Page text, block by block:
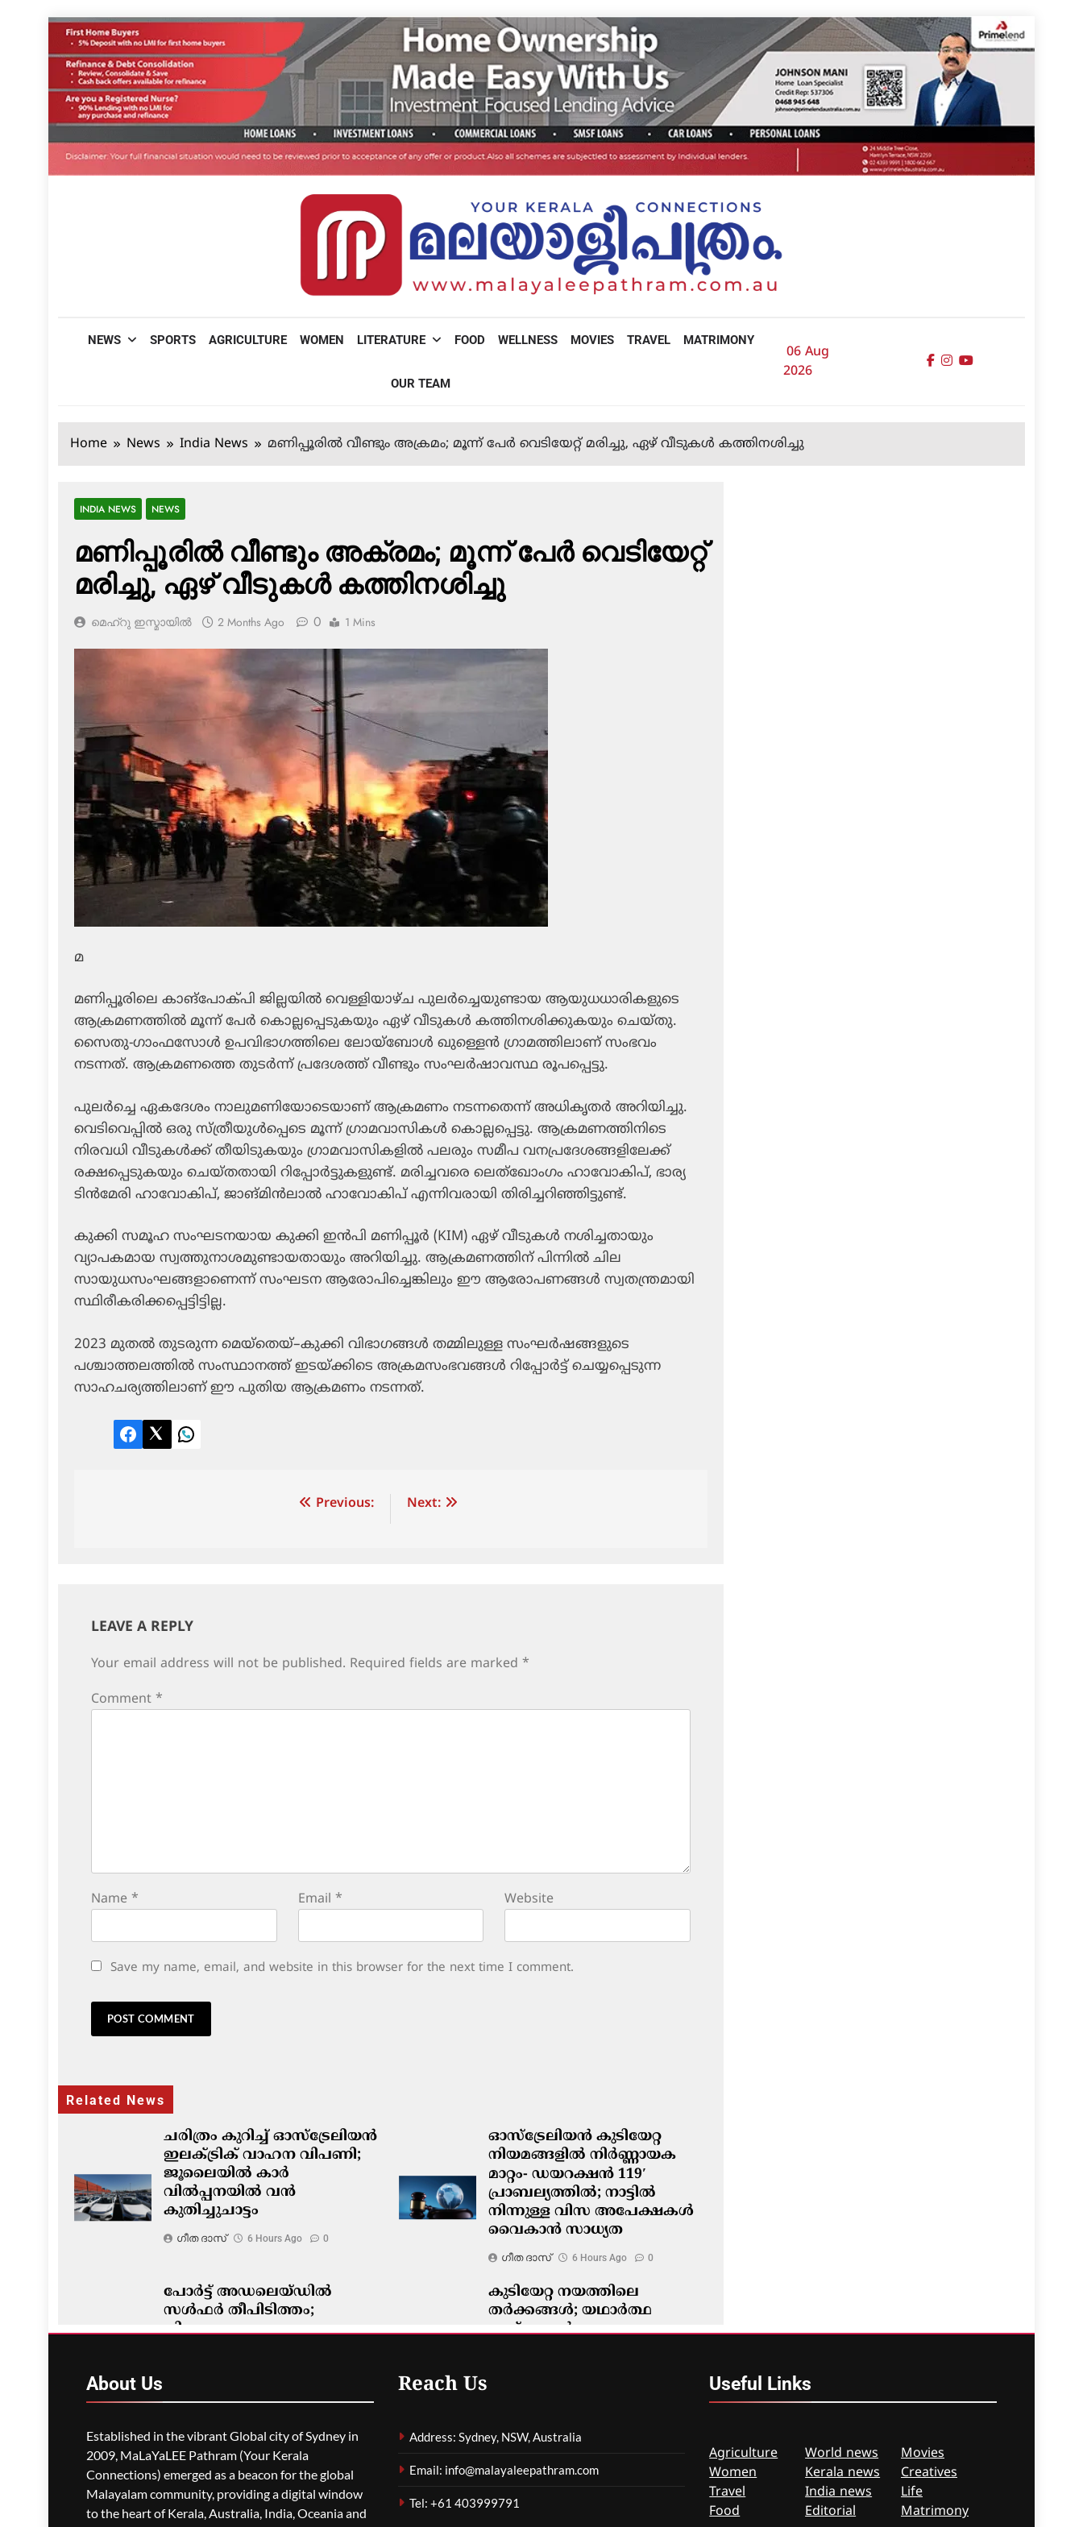
Skip
content
NEWS SPORTS AGRICULTURE WOMEN LITERATURE FOOD WELLNESS MOVIES TRAVEL MATRIMONY
OUR TEAM
06 Aug
2026
Home News India News മണിപ്പൂരിൽ വീണ്ടും അക്രമം; മൂന്ന് പേർ വെടിയേറ്റ് മരിച്ചു, ഏഴ് വീടുകൾ കത്തിനശിച്ചു
INDIA NEWS NEWS
മണിപ്പൂരിൽ വീണ്ടും അക്രമം; മൂന്ന് പേർ വെടിയേറ്റ്
മരിച്ചു, ഏഴ് വീടുകൾ കത്തിനശിച്ചു
മെഹ്റു ഇസ്മായില്‍ 2 Months Ago 0 1 Mins
മ
മണിപ്പൂരിലെ കാങ്പോക്പി ജില്ലയിൽ വെള്ളിയാഴ്ച പുലർച്ചെയുണ്ടായ ആയുധധാരികളുടെ
ആക്രമണത്തിൽ മൂന്ന് പേർ കൊല്ലപ്പെടുകയും ഏഴ് വീടുകൾ കത്തിനശിക്കുകയും ചെയ്തു.
സൈതു-ഗാംഫസോൾ ഉപവിഭാഗത്തിലെ ലോയ്ബോൾ ഖുള്ളെൻ ഗ്രാമത്തിലാണ് സംഭവം
നടന്നത്. ആക്രമണത്തെ തുടർന്ന് പ്രദേശത്ത് വീണ്ടും സംഘർഷാവസ്ഥ രൂപപ്പെട്ടു.
പുലർച്ചെ ഏകദേശം നാലുമണിയോടെയാണ് ആക്രമണം നടന്നതെന്ന് അധികൃതർ അറിയിച്ചു.
വെടിവെപ്പിൽ ഒരു സ്ത്രീയുൾപ്പെടെ മൂന്ന് ഗ്രാമവാസികൾ കൊല്ലപ്പെട്ടു. ആക്രമണത്തിനിടെ
നിരവധി വീടുകൾക്ക് തീയിടുകയും ഗ്രാമവാസികളിൽ പലരും സമീപ വനപ്രദേശങ്ങളിലേക്ക്
രക്ഷപ്പെടുകയും ചെയ്തതായി റിപ്പോർട്ടുകളുണ്ട്. മരിച്ചവരെ ലെത്‌ഖോംഗം ഹാവോകിപ്, ഭാര്യ
ടിൻമേരി ഹാവോകിപ്, ജാങ്മിൻലാൽ ഹാവോകിപ് എന്നിവരായി തിരിച്ചറിഞ്ഞിട്ടുണ്ട്.
കുക്കി സമൂഹ സംഘടനയായ കുക്കി ഇൻപി മണിപ്പൂർ (KIM) ഏഴ് വീടുകൾ നശിച്ചതായും
വ്യാപകമായ സ്വത്തുനാശമുണ്ടായതായും അറിയിച്ചു. ആക്രമണത്തിന് പിന്നിൽ ചില
സായുധസംഘങ്ങളാണെന്ന് സംഘടന ആരോപിച്ചെങ്കിലും ഈ ആരോപണങ്ങൾ സ്വതന്ത്രമായി
സ്ഥിരീകരിക്കപ്പെട്ടിട്ടില്ല.
2023 മുതൽ തുടരുന്ന മെയ്തെയ്–കുക്കി വിഭാഗങ്ങൾ തമ്മിലുള്ള സംഘർഷങ്ങളുടെ
പശ്ചാത്തലത്തിൽ സംസ്ഥാനത്ത് ഇടയ്ക്കിടെ അക്രമസംഭവങ്ങൾ റിപ്പോർട്ട് ചെയ്യപ്പെടുന്ന
സാഹചര്യത്തിലാണ് ഈ പുതിയ ആക്രമണം നടന്നത്.
Facebook
TwitterLinkedIn
Previous: Next:
LEAVE A REPLY
Your email address will not be published. Required fields are marked *
Comment *
Name * Email * Website
Save my name, email, and website in this browser for the next time I comment.
Related News
ചരിത്രം കുറിച്ച് ഓസ്‌ട്രേലിയൻ
ഇലക്ട്രിക് വാഹന വിപണി;
ജൂലൈയിൽ കാർ
വിൽപ്പനയിൽ വൻ
കുതിച്ചുചാട്ടം
ഗീത ദാസ്‌ 6 Hours Ago 0
ഓസ്‌ട്രേലിയൻ കുടിയേറ്റ
നിയമങ്ങളിൽ നിർണ്ണായക
മാറ്റം- ഡയറക്ഷൻ 119′
പ്രാബല്യത്തിൽ; നാട്ടിൽ
നിന്നുള്ള വിസ അപേക്ഷകൾ
വൈകാൻ സാധ്യത
ഗീത ദാസ്‌ 6 Hours Ago 0
പോർട്ട് അഡലെയ്ഡിൽ
സൾഫർ തീപിടിത്തം;
വിഷപുക പടരുന്നു,
കുടിയേറ്റ നയത്തിലെ
തർക്കങ്ങൾ; യഥാർത്ഥ
പ്രശ്നങ്ങൾ
About Us
Established in the vibrant Global city of Sydney in
2009, MaLaYaLEE Pathram (Your Kerala
Connections) emerged as a beacon for the global
Malayalam community, providing a digital window
to the heart of Kerala, Australia, India, Oceania and
Reach Us
Address: Sydney, NSW, Australia
Email: info@malayaleepathram.com
Tel: +61 403999791
Useful Links
Agriculture
Women
Travel
Food
World news
Kerala news
India news
Editorial
Movies
Creatives
Life
Matrimony